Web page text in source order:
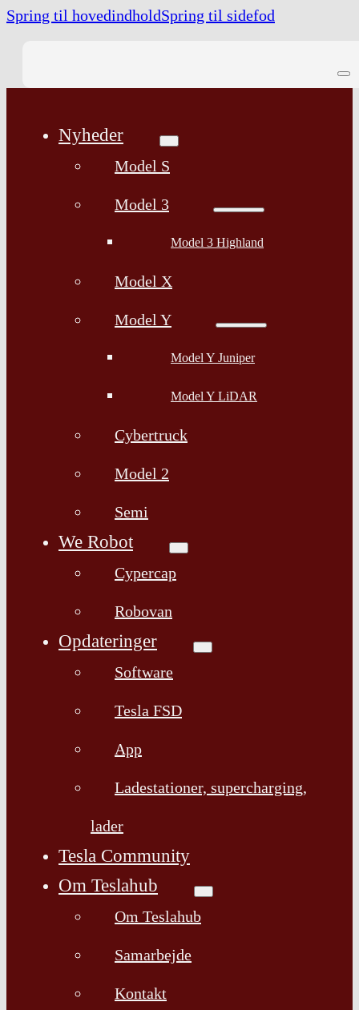
Spring til hovedindholdSpring til sidefod
Nyheder
Model S
Model 3
Model 3 Highland
Model X
Model Y
Model Y Juniper
Model Y LiDAR
Cybertruck
Model 2
Semi
We Robot
Cypercap
Robovan
Opdateringer
Software
Tesla FSD
App
Ladestationer, supercharging,
lader
Tesla Community
Om Teslahub
Om Teslahub
Samarbejde
Kontakt